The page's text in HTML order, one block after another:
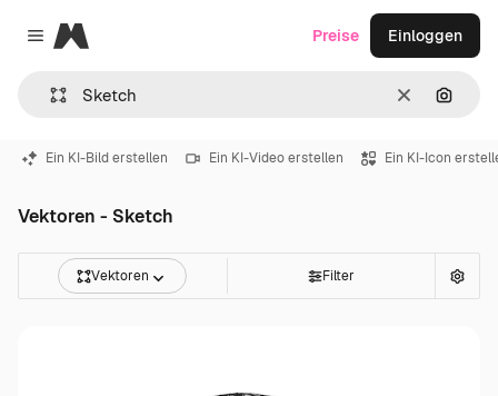
Close menu
Magnific
LöschenNach
Preise Einloggen
Ein KI-Bild erstellen Ein KI-Video erstellen Ein KI-Icon
Vektoren - Sketch
Vektoren Filter